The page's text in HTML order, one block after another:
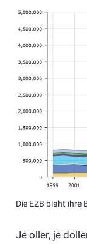
Die EZB bläht ihre
Je oller, je